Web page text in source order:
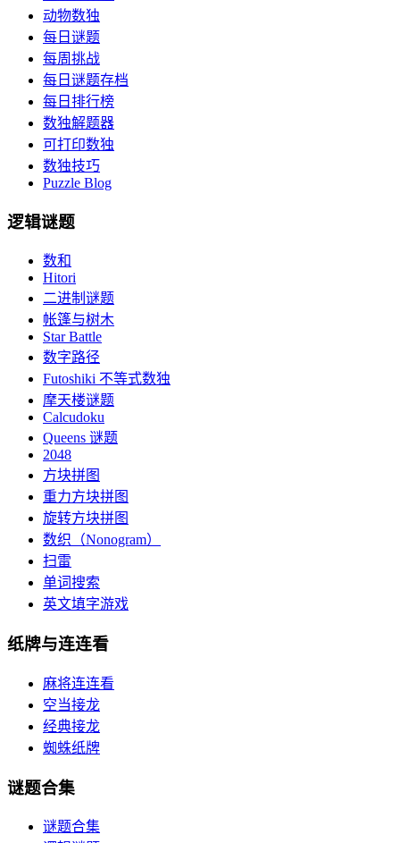
动物数独
每日谜题
每周挑战
每日谜题存档
每日排行榜
数独解题器
可打印数独
数独技巧
Puzzle Blog
逻辑谜题
数和
Hitori
二进制谜题
帐篷与树木
Star Battle
数字路径
Futoshiki 不等式数独
摩天楼谜题
Calcudoku
Queens 谜题
2048
方块拼图
重力方块拼图
旋转方块拼图
数织（Nonogram）
扫雷
单词搜索
英文填字游戏
纸牌与连连看
麻将连连看
空当接龙
经典接龙
蜘蛛纸牌
谜题合集
谜题合集